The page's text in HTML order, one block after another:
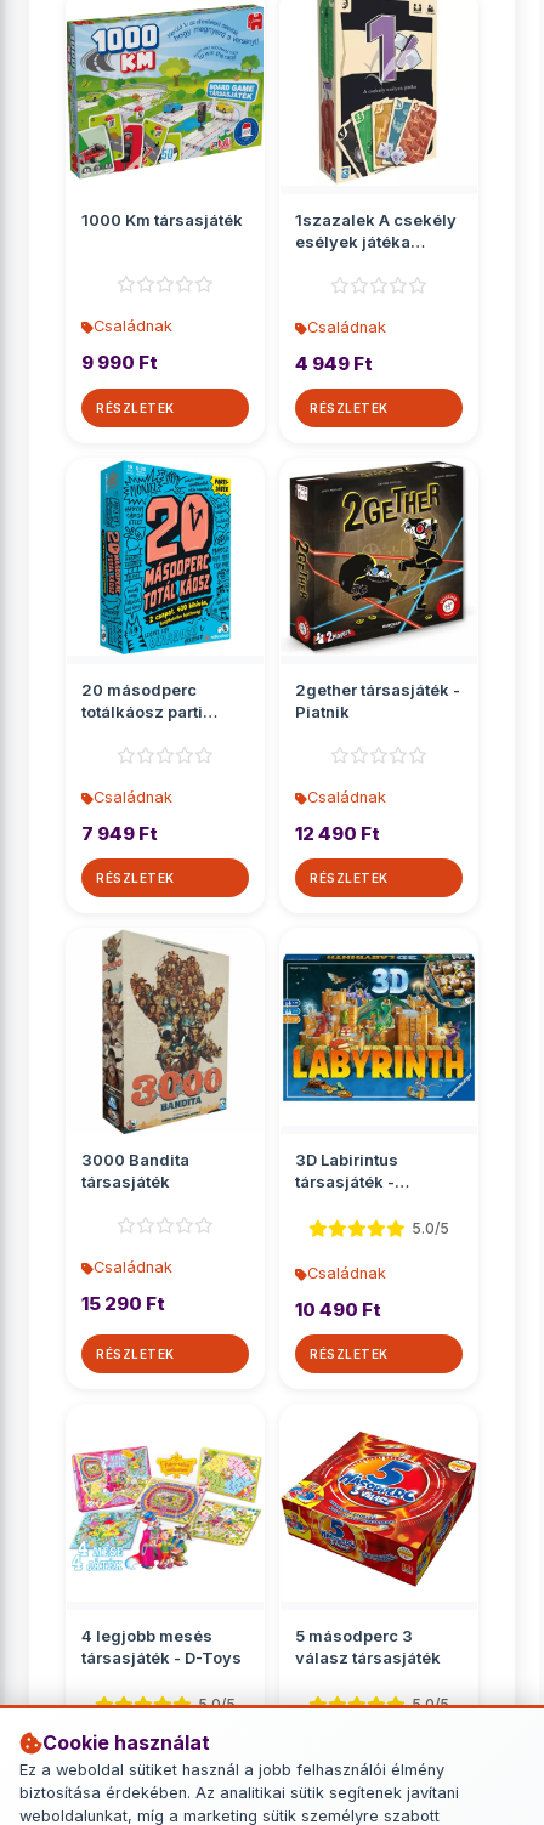
Cookie használat
Ez a weboldal sütiket használ a jobb felhasználói élmény
biztosítása érdekében. Az analitikai sütik segítenek javítani
weboldalunkat, míg a marketing sütik személyre szabott
1000 Km társasjáték
Családnak
9 990 Ft
RÉSZLETEK
1szazalek A csekély
esélyek játéka
Családnak
4 949 Ft
RÉSZLETEK
20 másodperc
totálkáosz parti
Családnak
7 949 Ft
RÉSZLETEK
2gether társasjáték -
Piatnik
Családnak
12 490 Ft
RÉSZLETEK
3000 Bandita
társasjáték
Családnak
15 290 Ft
RÉSZLETEK
3D Labirintus
társasjáték -
5.0/5
Családnak
10 490 Ft
RÉSZLETEK
4 legjobb mesés
társasjáték - D-Toys
5.0/5
Családnak
2 799 Ft
5 másodperc 3
válasz társasjáték
5.0/5
6 749 Ft